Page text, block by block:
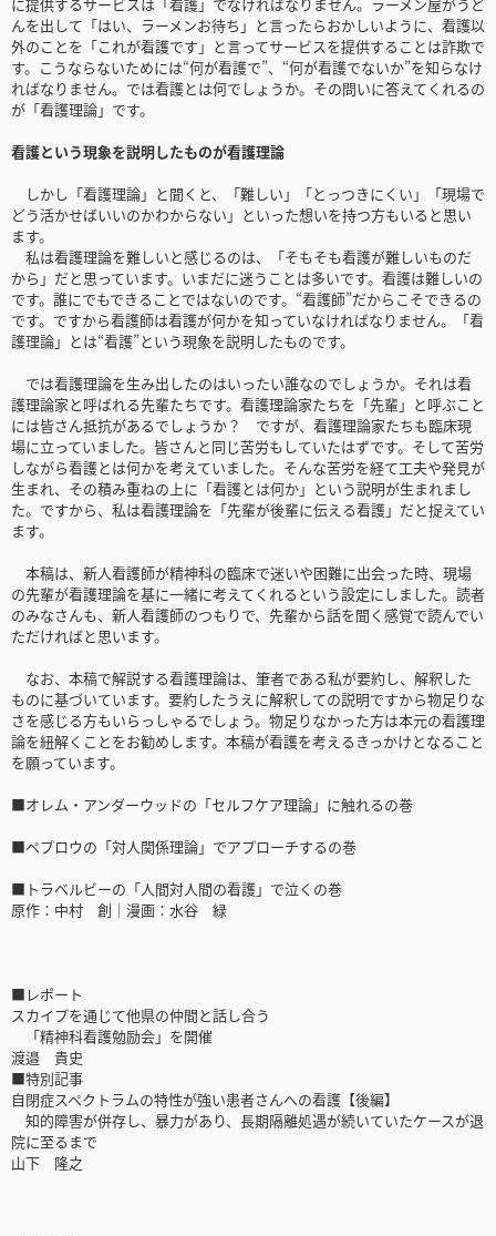
んを出して「はい、ラーメンお待ち」と言ったらおかしいように、看護以
外のことを「これが看護です」と言ってサービスを提供することは詐欺で
す。こうならないためには“何が看護で”、“何が看護でないか”を知らなけ
ればなりません。では看護とは何でしょうか。その問いに答えてくれるの
が「看護理論」です。
看護という現象を説明したものが看護理論
しかし「看護理論」と聞くと、「難しい」「とっつきにくい」「現場で
どう活かせばいいのかわからない」といった想いを持つ方もいると思い
ます。
私は看護理論を難しいと感じるのは、「そもそも看護が難しいものだ
から」だと思っています。いまだに迷うことは多いです。看護は難しいの
です。誰にでもできることではないのです。“看護師”だからこそできるの
です。ですから看護師は看護が何かを知っていなければなりません。「看
護理論」とは“看護”という現象を説明したものです。
では看護理論を生み出したのはいったい誰なのでしょうか。それは看
護理論家と呼ばれる先輩たちです。看護理論家たちを「先輩」と呼ぶこと
には皆さん抵抗があるでしょうか？ ですが、看護理論家たちも臨床現
場に立っていました。皆さんと同じ苦労もしていたはずです。そして苦労
しながら看護とは何かを考えていました。そんな苦労を経て工夫や発見が
生まれ、その積み重ねの上に「看護とは何か」という説明が生まれまし
た。ですから、私は看護理論を「先輩が後輩に伝える看護」だと捉えてい
ます。
本稿は、新人看護師が精神科の臨床で迷いや困難に出会った時、現場
の先輩が看護理論を基に一緒に考えてくれるという設定にしました。読者
のみなさんも、新人看護師のつもりで、先輩から話を聞く感覚で読んでい
ただければと思います。
なお、本稿で解説する看護理論は、筆者である私が要約し、解釈した
ものに基づいています。要約したうえに解釈しての説明ですから物足りな
さを感じる方もいらっしゃるでしょう。物足りなかった方は本元の看護理
論を紐解くことをお勧めします。本稿が看護を考えるきっかけとなること
を願っています。
■オレム・アンダーウッドの「セルフケア理論」に触れるの巻
■ペプロウの「対人関係理論」でアプローチするの巻
■トラベルビーの「人間対人間の看護」で泣くの巻
原作：中村 創｜漫画：水谷 緑
■レポート
スカイプを通じて他県の仲間と話し合う
「精神科看護勉励会」を開催
渡邉 貴史
■特別記事
自閉症スペクトラムの特性が強い患者さんへの看護【後編】
知的障害が併存し、暴力があり、長期隔離処遇が続いていたケースが退
院に至るまで
山下 隆之